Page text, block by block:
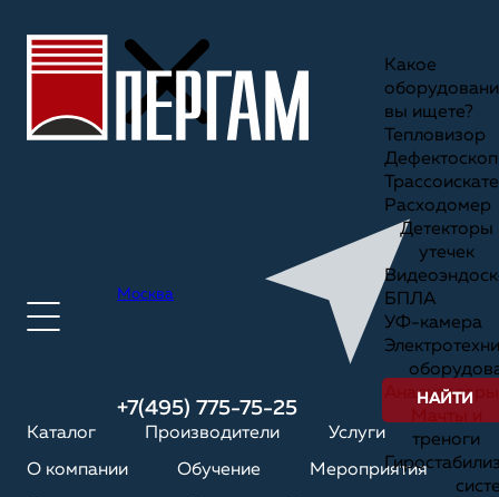
Москва
+7(495) 775-75-25
Каталог Производители Услуги
О компании Обучение Мероприятия
Какое
вы ищете?
Тепловизор
Дефектоскоп
Расходомер
Детекторы
утечек
БПЛА
УФ-камера
Анализаторы
треноги
НАЙТИ